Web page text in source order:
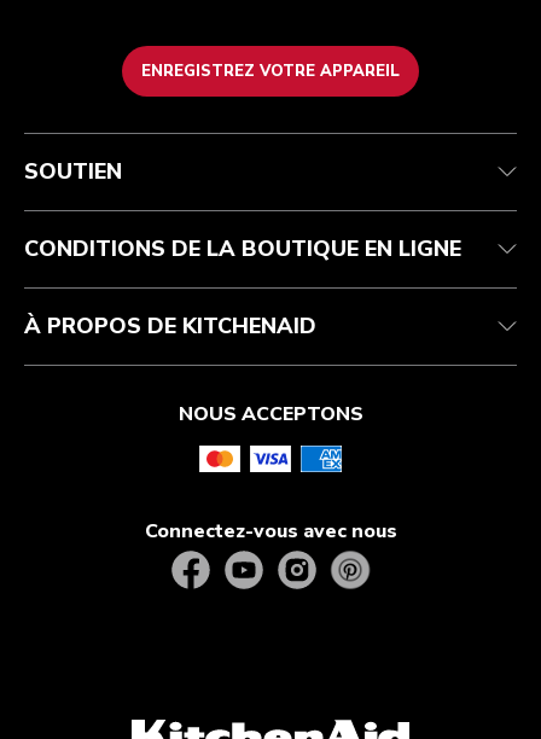
ENREGISTREZ VOTRE APPAREIL
Service après-vente
Contactez-nous
Réparation autorisée
Résidents du Québec
Conditions d’utilisation
Retours et remboursements
Aide relative au produit
La marque
Affiliation
SOUTIEN
CONDITIONS DE LA BOUTIQUE EN LIGNE
À PROPOS DE KITCHENAID
NOUS ACCEPTONS
Connectez-vous avec nous